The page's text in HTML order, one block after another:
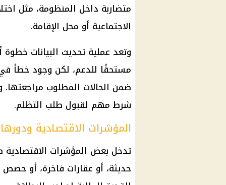
متضاربة داخل المنظومة، مثل
الاجتماعية أو محل الإقامة.
وتعد عملية تحديث البيانات
مستحقًا للدعم، لكن وجود خطأ
ضمن الحالات المطلوب
شرط مهم لقبول طلب التظلم.
المؤشرات الاقتصادية
تدخل بعض المؤشرات
حديثة، أو عقارات فاخرة، أو